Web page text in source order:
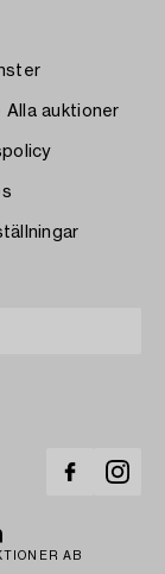
Alla auktioner
AB